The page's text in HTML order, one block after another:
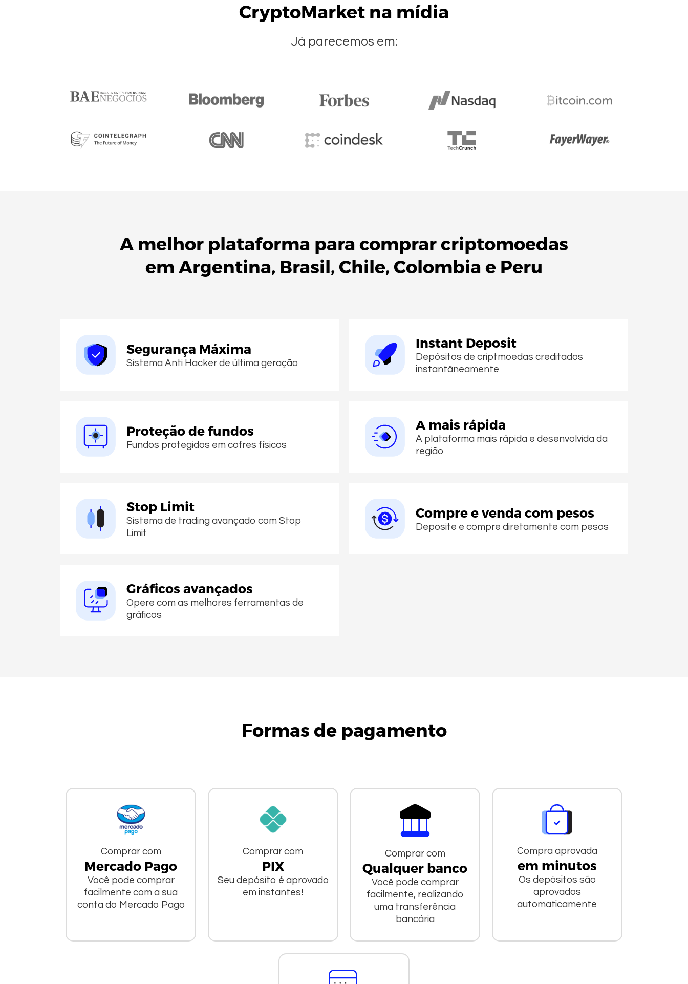
CryptoMarket na mídia
Já parecemos em:
A melhor plataforma para comprar criptomoedas
em Argentina, Brasil, Chile, Colombia e Peru
Segurança Máxima
Sistema Anti Hacker de última geração
Instant Deposit
Depósitos de criptmoedas creditados
instantâneamente
Proteção de fundos
Fundos protegidos em cofres físicos
A mais rápida
A plataforma mais rápida e desenvolvida da
região
Stop Limit
Sistema de trading avançado com Stop
Limit
Compre e venda com pesos
Deposite e compre diretamente com pesos
Gráficos avançados
Opere com as melhores ferramentas de
gráficos
Formas de pagamento
Comprar com
Mercado Pago
Você pode comprar
facilmente com a sua
conta do Mercado Pago
Comprar com
PIX
Seu depósito é aprovado
em instantes!
Comprar com
Qualquer banco
Você pode comprar
facilmente, realizando
uma transferência
bancária
Compra aprovada
em minutos
Os depósitos são
aprovados
automaticamente